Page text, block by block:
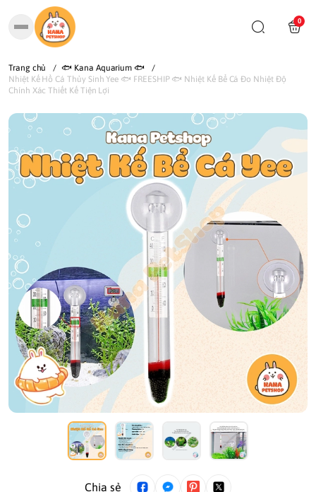
0
Trang chủ / 🐟 Kana Aquarium 🐟
/
Nhiệt Kế Hồ Cá Thủy Sinh Yee 🐟 FREESHIP 🐟 Nhiệt Kế Bể Cá Đo Nhiệt Độ
Chính Xác Thiết Kế Tiện Lợi
Chia sẻ